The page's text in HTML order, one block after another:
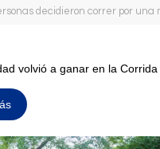
decidieron correr por una
volvió a ganar en la